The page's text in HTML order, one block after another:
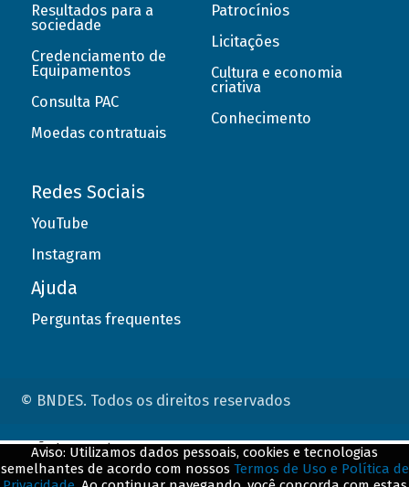
Resultados para a
sociedade
Credenciamento de
Equipamentos
Consulta PAC
Moedas contratuais
Patrocínios
Licitações
Cultura e economia
criativa
Conhecimento
Redes Sociais
YouTube
Instagram
Ajuda
Perguntas frequentes
© BNDES. Todos os direitos reservados
Aviso: Utilizamos dados pessoais, cookies e tecnologias
semelhantes de acordo com nossos Termos de Uso e Política de
ConteÃºdo complementar
${title}${badge}